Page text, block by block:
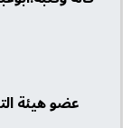
عضو هيئة